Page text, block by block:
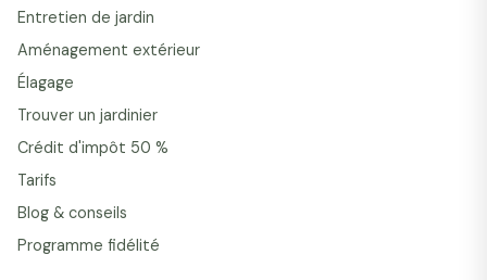
Entretien de jardin
Aménagement extérieur
Élagage
Trouver un jardinier
Crédit d'impôt 50 %
Tarifs
Blog & conseils
Programme fidélité